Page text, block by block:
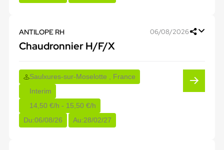
ANTILOPE RH 06/08/2026
Chaudronnier H/F/X
Saulxures-sur-Moselotte , France
Interim
14,50 €/h - 15,50 €/h
Du:06/08/26 Au:28/02/27